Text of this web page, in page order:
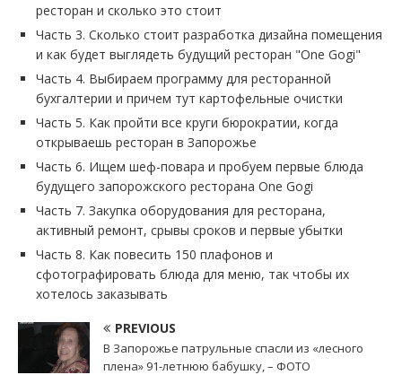
ресторан и сколько это стоит
Часть 3. Сколько стоит разработка дизайна помещения
и как будет выглядеть будущий ресторан "One Gogi"
Часть 4. Выбираем программу для ресторанной
бухгалтерии и причем тут картофельные очистки
Часть 5. Как пройти все круги бюрократии, когда
открываешь ресторан в Запорожье
Часть 6. Ищем шеф-повара и пробуем первые блюда
будущего запорожского ресторана One Gogi
Часть 7. Закупка оборудования для ресторана,
активный ремонт, срывы сроков и первые убытки
Часть 8. Как повесить 150 плафонов и
сфотографировать блюда для меню, так чтобы их
хотелось заказывать
PREVIOUS
В Запорожье патрульные спасли из «лесного
плена» 91-летнюю бабушку, – ФОТО